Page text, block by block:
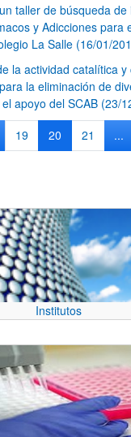
taller de búsqueda de
y Adicciones para
La Salle (16/01/
la actividad catalítica y
la eliminación de
apoyo del SCAB (23/
intermedias Use
Página
19 Página
20 Página
21 ...
Institutos